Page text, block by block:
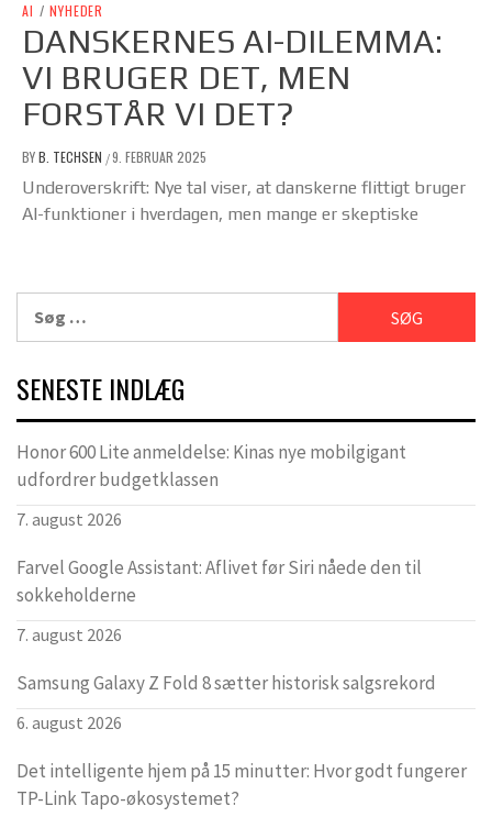
AI / NYHEDER
DANSKERNES AI-DILEMMA:
VI BRUGER DET, MEN
FORSTÅR VI DET?
BYB. TECHSEN /9. FEBRUAR 2025
Underoverskrift: Nye tal viser, at danskerne flittigt bruger
AI-funktioner i hverdagen, men mange er skeptiske
efter:
SENESTE INDLÆG
Honor 600 Lite anmeldelse: Kinas nye mobilgigant
udfordrer budgetklassen
7. august 2026
Farvel Google Assistant: Aflivet før Siri nåede den til
sokkeholderne
7. august 2026
Samsung Galaxy Z Fold 8 sætter historisk salgsrekord
6. august 2026
Det intelligente hjem på 15 minutter: Hvor godt fungerer
TP-Link Tapo-økosystemet?